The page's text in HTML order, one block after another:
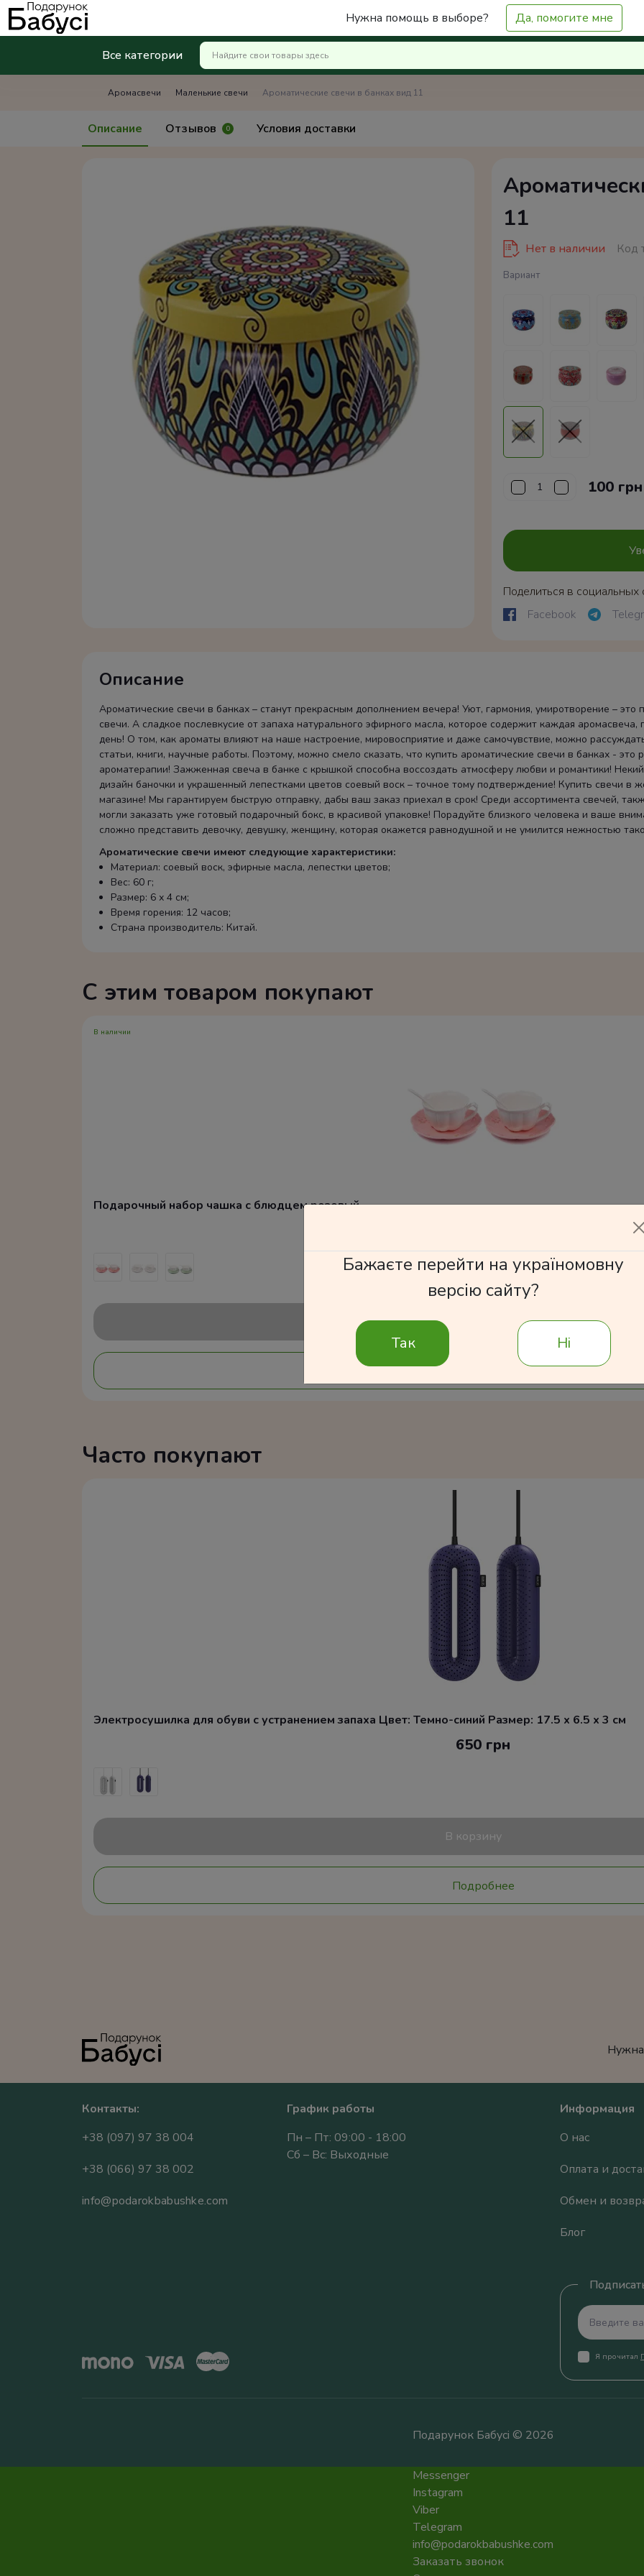
Нужна помощь в выборе? Да, помогите мне
Все категории
Аромасвечи Маленькие свечи Ароматические свечи в банках вид 11
Описание Отзывов 0 Условия доставки
11
Нет в наличии Код
Вариант
100 грн
Поделиться в социальных
Facebook
Описание
Ароматические свечи в банках – станут прекрасным дополнением вечера! Уют, гармония, умиротворение –
свечи. А сладкое послевкусие от запаха натурального эфирного масла, которое содержит каждая
день! О том, как ароматы влияют на наше настроение, мировосприятие и даже самочувствие, можно
статьи, книги, научные работы. Поэтому, можно смело сказать, что купить ароматические свечи в банках -
ароматерапии! Зажженная свеча в банке с крышкой способна воссоздать атмосферу любви и романтики!
дизайн баночки и украшенный лепестками цветов соевый воск – точное тому подтверждение! Купить свечи в
магазине! Мы гарантируем быструю отправку, дабы ваш заказ приехал в срок! Среди ассортимента свечей,
могли заказать уже готовый подарочный бокс, в красивой упаковке! Порадуйте близкого человека и ваше
сложно представить девочку, девушку, женщину, которая окажется равнодушной и не умилится нежностью
Ароматические свечи имеют следующие характеристики:
Материал: соевый воск, эфирные масла, лепестки цветов;
Вес: 60 г;
Размер: 6 х 4 см;
Время горения: 12 часов;
Страна производитель: Китай.
С этим товаром покупают
В наличии
Подарочный набор чашка с блюдцем розовый
В корзину
Часто покупают
Электросушилка для обуви с устранением запаха Цвет: Темно-синий Размер: 17.5 x 6.5 x 3 см
650 грн
В корзину
Подробнее
Контакты:
+38 (097) 97 38 004
+38 (066) 97 38 002
info@podarokbabushke.com
График работы
Пн – Пт: 09:00 - 18:00
Сб – Вс: Выходные
Информация
О нас
Оплата и
Обмен и
Блог
Я прочитал
Подарунок Бабусі © 2026
Messenger
Instagram
Viber
Telegram
info@podarokbabushke.com
Заказать звонок
Бажаєте перейти на україномовну
версію сайту?
Так Ні